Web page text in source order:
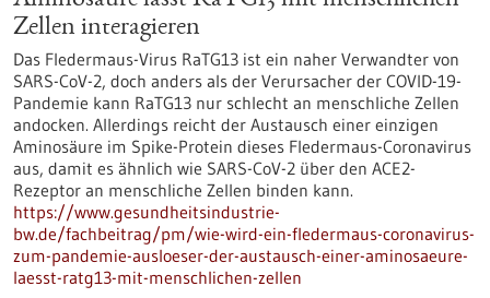
Zellen interagieren
Das Fledermaus-Virus RaTG13 ist ein naher Verwandter von
SARS-CoV-2, doch anders als der Verursacher der COVID-19-
Pandemie kann RaTG13 nur schlecht an menschliche Zellen
andocken. Allerdings reicht der Austausch einer einzigen
Aminosäure im Spike-Protein dieses Fledermaus-Coronavirus
aus, damit es ähnlich wie SARS-CoV-2 über den ACE2-
Rezeptor an menschliche Zellen binden kann.
https://www.gesundheitsindustrie-
bw.de/fachbeitrag/pm/wie-wird-ein-fledermaus-coronavirus-
zum-pandemie-ausloeser-der-austausch-einer-aminosaeure-
laesst-ratg13-mit-menschlichen-zellen